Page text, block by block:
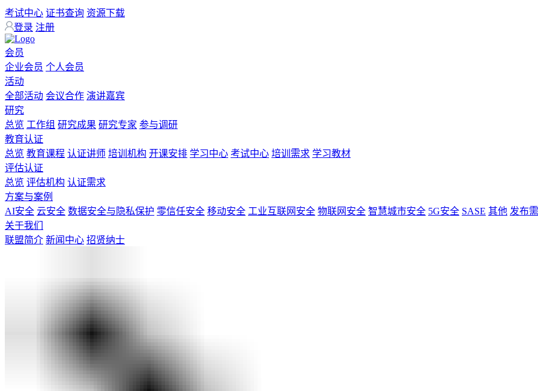
考试中心 证书查询 资源下载
登录 注册
会员
企业会员 个人会员
活动
全部活动 会议合作 演讲嘉宾
研究
总览 工作组 研究成果 研究专家 参与调研
教育认证
总览 教育课程 认证讲师 培训机构 开课安排 学习中心 考试中心 培训需求 学习教材
评估认证
总览 评估机构 认证需求
方案与案例
AI安全 云安全 数据安全与隐私保护 零信任安全 移动安全 工业互联网安全 物联网安全 智慧城市安全 5G安全 SASE 其他 发布
关于我们
联盟简介 新闻中心 招贤纳士